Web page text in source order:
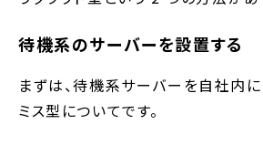
待機系のサーバーを設置する
まずは、待機系サーバーを自社内
ミス型についてです。